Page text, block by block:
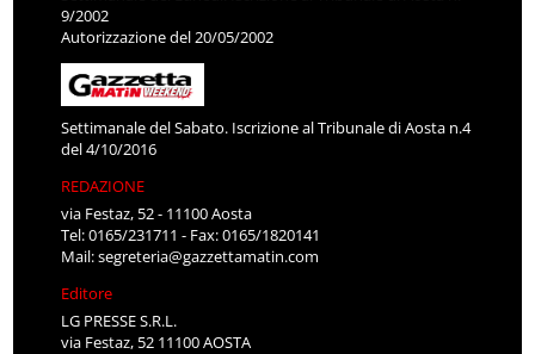
9/2002
Autorizzazione del 20/05/2002
Settimanale del Sabato. Iscrizione al Tribunale di Aosta n.4
del 4/10/2016
REDAZIONE
via Festaz, 52 - 11100 Aosta
Tel: 0165/231711 - Fax: 0165/1820141
Mail:segreteria@gazzettamatin.com
Editore
LG PRESSE S.R.L.
via Festaz, 52 11100 AOSTA